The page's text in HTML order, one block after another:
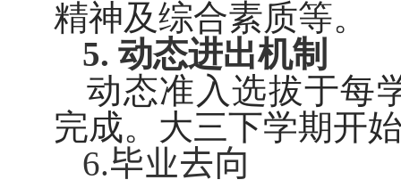
精神及综合素质等。
5. 动态进出机制
动态准入选拔于每
完成。大三下学期开
6.毕业去向